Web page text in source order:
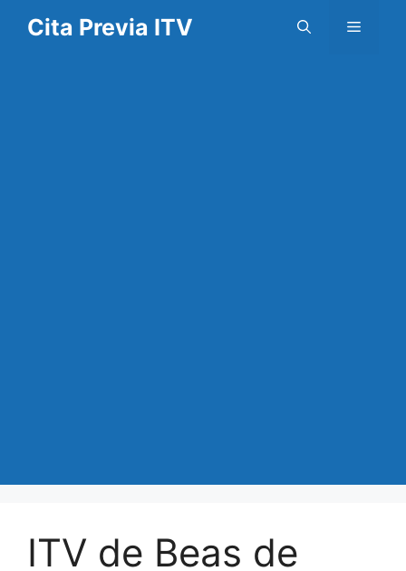
Cita Previa ITV Menú
ITV de Beas de